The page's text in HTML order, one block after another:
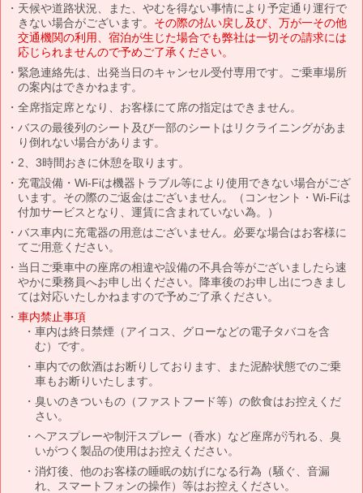
天候や道路状況、また、やむを得ない事情により予定通り運行で
きない場合がございます。 その際の払い戻し及び、万が一その他
交通機関の利用、宿泊が生じた場合でも弊社は一切その請求には
応じられませんので予めご了承ください。
緊急連絡先は、出発当日のキャンセル受付専用です。ご乗車場所
の案内はできかねます。
全席指定席となり、お客様にて席の指定はできません。
バスの最後列のシート及び一部のシートはリクライニングがあま
り倒れない場合があります。
2、3時間おきに休憩を取ります。
充電設備・Wi-Fiは機器トラブル等により使用できない場合がござ
います。その際のご返金はございません。（コンセント・Wi-Fiは
付加サービスとなり、運賃に含まれていない為。）
バス車内に充電器の用意はございません。必要な場合はお客様に
てご用意ください。
当日ご乗車中の座席の相違や設備の不具合等がございましたら速
やかに乗務員へお申し出ください。降車後のお申し出につきまし
ては対応いたしかねますので予めご了承ください。
車内禁止事項
車内は終日禁煙（アイコス、グローなどの電子タバコを含
む）です。
車内での飲酒はお断りしております、また泥酔状態でのご乗
車もお断りいたします。
臭いのきついもの（ファストフード等）の飲食はお控えくだ
さい。
ヘアスプレーや制汗スプレー（香水）など座席が汚れる、臭
いがつく製品の使用はお控えください。
消灯後、他のお客様の睡眠の妨げになる行為（騒ぐ、音漏
れ、スマートフォンの操作）等はお控えください。